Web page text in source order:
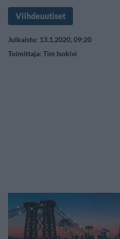
Viihdeuutiset
Julkaistu: 13.1.2020, 09:20
Toimittaja: Tim Isokivi